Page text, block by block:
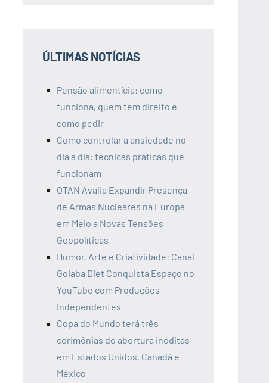
ÚLTIMAS NOTÍCIAS
Pensão alimentícia: como
funciona, quem tem direito e
como pedir
Como controlar a ansiedade no
dia a dia: técnicas práticas que
funcionam
OTAN Avalia Expandir Presença
de Armas Nucleares na Europa
em Meio a Novas Tensões
Geopolíticas
Humor, Arte e Criatividade: Canal
Goiaba Diet Conquista Espaço no
YouTube com Produções
Independentes
Copa do Mundo terá três
cerimônias de abertura inéditas
em Estados Unidos, Canadá e
México